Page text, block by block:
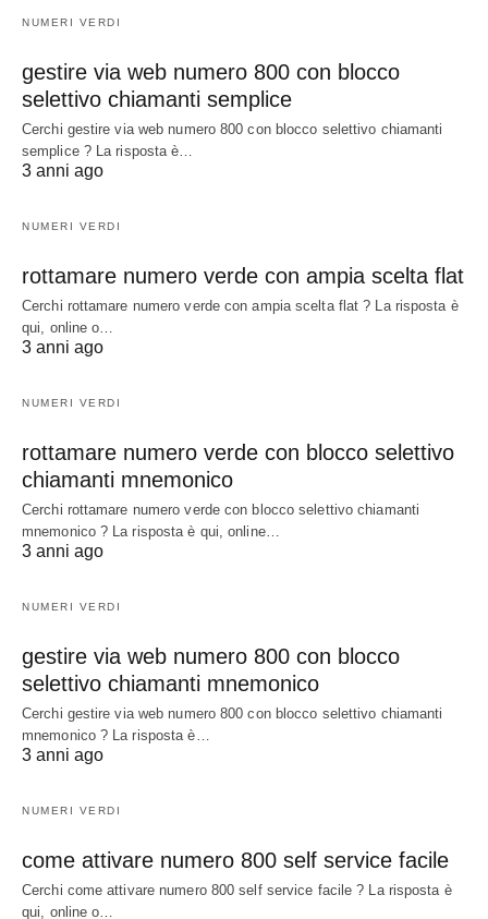
NUMERI VERDI
gestire via web numero 800 con blocco
selettivo chiamanti semplice
Cerchi gestire via web numero 800 con blocco selettivo chiamanti
semplice ? La risposta è…
3 anni ago
NUMERI VERDI
rottamare numero verde con ampia scelta flat
Cerchi rottamare numero verde con ampia scelta flat ? La risposta è
qui, online o…
3 anni ago
NUMERI VERDI
rottamare numero verde con blocco selettivo
chiamanti mnemonico
Cerchi rottamare numero verde con blocco selettivo chiamanti
mnemonico ? La risposta è qui, online…
3 anni ago
NUMERI VERDI
gestire via web numero 800 con blocco
selettivo chiamanti mnemonico
Cerchi gestire via web numero 800 con blocco selettivo chiamanti
mnemonico ? La risposta è…
3 anni ago
NUMERI VERDI
come attivare numero 800 self service facile
Cerchi come attivare numero 800 self service facile ? La risposta è
qui, online o…